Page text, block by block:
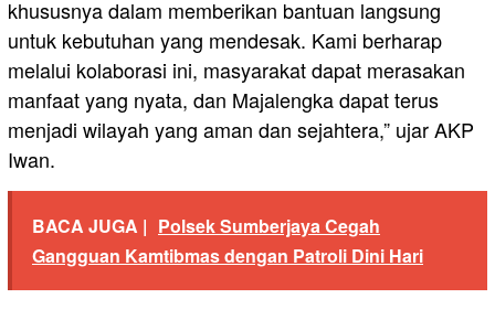
khususnya dalam memberikan bantuan langsung
untuk kebutuhan yang mendesak. Kami berharap
melalui kolaborasi ini, masyarakat dapat merasakan
manfaat yang nyata, dan Majalengka dapat terus
menjadi wilayah yang aman dan sejahtera,” ujar AKP
Iwan.
BACA JUGA | Polsek Sumberjaya Cegah
Gangguan Kamtibmas dengan Patroli Dini Hari